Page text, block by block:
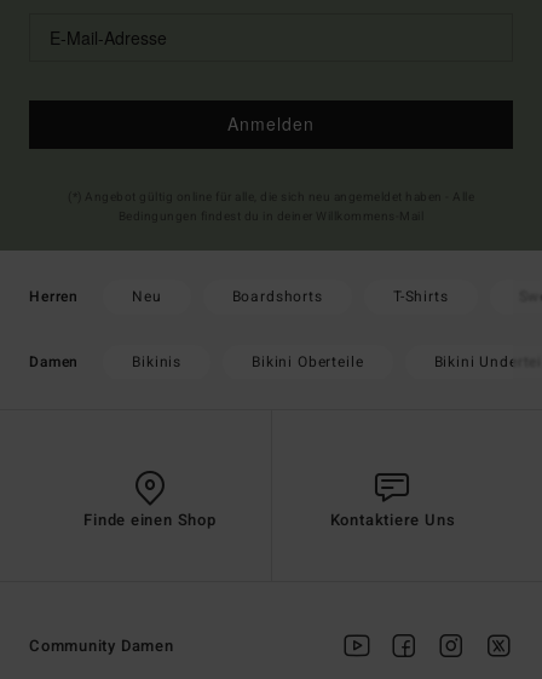
Anmelden
Herren Neu Boardshorts T-Shirts
Damen Bikinis Bikini Oberteile Bikini
Finde einen Shop Kontaktiere Uns
Community Damen